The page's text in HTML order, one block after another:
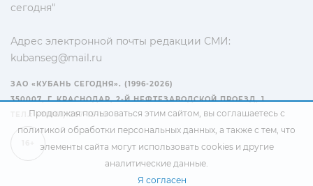
сегодня"
Адрес электронной почты редакции СМИ:
kubanseg@mail.ru
ЗАО «КУБАНЬ СЕГОДНЯ». (1996-2026)
350007, Г. КРАСНОДАР, 2-Й НЕФТЕЗАВОДСКОЙ ПРОЕЗД, 1
ТЕЛ.: +7(861) 267-15-15
Продолжая пользоваться этим сайтом, вы соглашаетесь с
политикой обработки персональных данных, а также с тем, что
элементы сайта могут использовать cookies и другие
аналитические данные.
Я согласен